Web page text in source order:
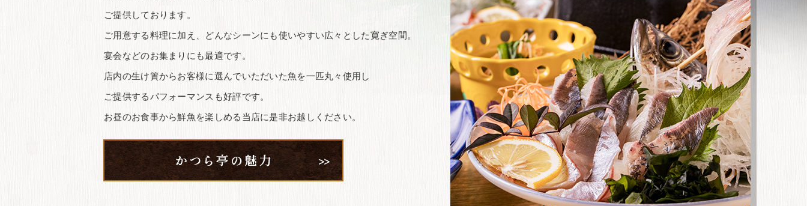
ご提供しております。
ご用意する料理に加え、どんなシーンにも使いやすい広々とした寛ぎ空間。
宴会などのお集まりにも最適です。
店内の生け簀からお客様に選んでいただいた魚を一匹丸々使用し
ご提供するパフォーマンスも好評です。
お昼のお食事から鮮魚を楽しめる当店に是非お越しください。